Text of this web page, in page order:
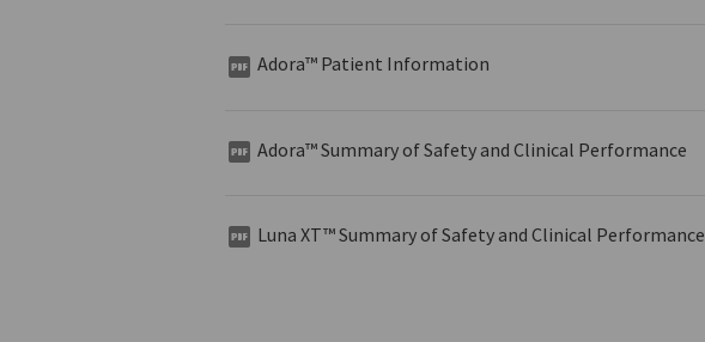
Adora™ Patient Information
Adora™ Summary of Safety and Clinical Performance
Luna XT™ Summary of Safety and Clinical Performance